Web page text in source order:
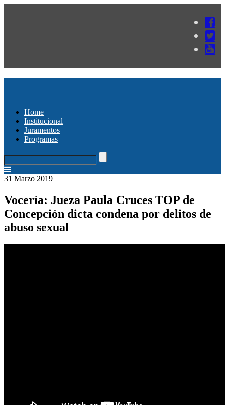
Home
Institucional
Juramentos
Programas
31 Marzo 2019
Vocería: Jueza Paula Cruces TOP de
Concepción dicta condena por delitos de
abuso sexual